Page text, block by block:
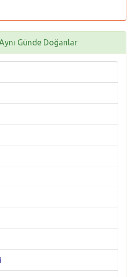
Günde Doğanlar